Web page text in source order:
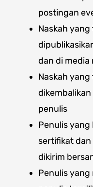
postingan
Naskah
dan di media
Naskah
penulis
Penulis yang
sertifikat
dikirim
Penulis